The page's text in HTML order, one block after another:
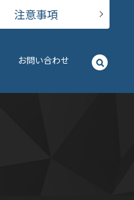
注意事項
お問い合わせ